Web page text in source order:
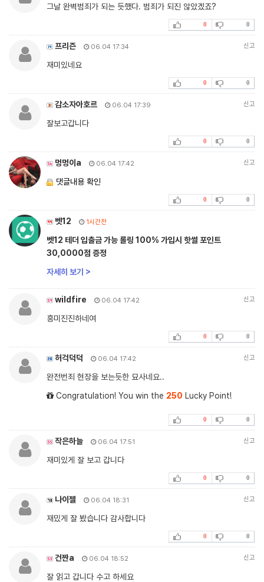
그날 완벽범죄가 되는 듯했다. 범죄가 되진 않았겠죠?
0 0
프리즌 06.04 17:34 신고
재미있네요
0 0
감소자아호르 06.04 17:39 신고
잘보고갑니다
0 0
멍멍이a 06.04 17:42 신고
댓글내용 확인
0 0
벳12 1시간전
벳12 테더 입출금 가능 롤링 100% 가입시 핫썰 포인트
30,0000점 증정
자세히 보기 >
wildfire 06.04 17:42 신고
흥미진진하네여
0 0
허걱덕덕 06.04 17:42 신고
완전번죄 현장을 보는듯한 묘사네요..
Congratulation! You win the 250 Lucky Point!
0 0
작은하늘 06.04 17:51 신고
재미있게 잘 보고 갑니다
0 0
나이젤 06.04 18:31 신고
재밌게 잘 봤습니다 감사합니다
0 0
건짠a 06.04 18:52 신고
잘 읽고 갑니다 수고 하세요